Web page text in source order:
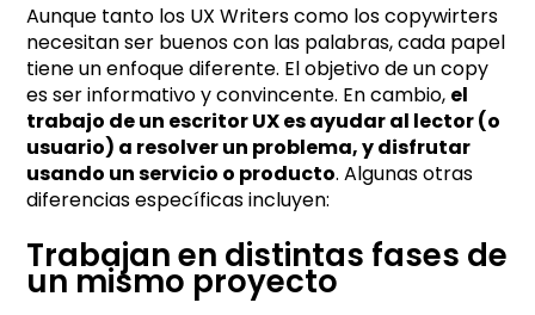
Aunque tanto los UX Writers como los copywirters
necesitan ser buenos con las palabras, cada papel
tiene un enfoque diferente. El objetivo de un copy
es ser informativo y convincente. En cambio, el
trabajo de un escritor UX es ayudar al lector (o
usuario) a resolver un problema, y disfrutar
usando un servicio o producto. Algunas otras
diferencias específicas incluyen:
Trabajan en distintas fases de
un mismo proyecto